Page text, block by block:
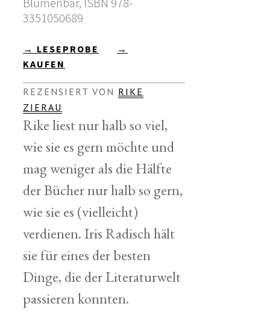
3351050689
→ LESEPROBE
→
KAUFEN
REZENSIERT VON RIKE
ZIERAU
Rike liest nur halb so viel,
wie sie es gern möchte und
mag weniger als die Hälfte
der Bücher nur halb so gern,
wie sie es (vielleicht)
verdienen. Iris Radisch hält
sie für eines der besten
Dinge, die der Literaturwelt
passieren konnten.